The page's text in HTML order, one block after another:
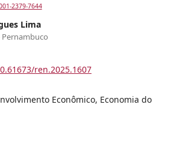
2379-7644
Lima
ren.2025.1607
Econômico, Economia do